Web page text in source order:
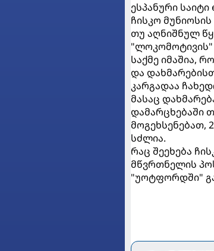
ესპანური
ჩისკო მუნიოსის
თუ აღნიშნულ
"ლოკომოტივის"
საქმე იმაშია,
და
კარგადაა
მასაც
დამარცხებაში
მოგეხსენებათ,
სძლია.
რაც შეეხება
მწვრთნელის
"უოტფორდში"